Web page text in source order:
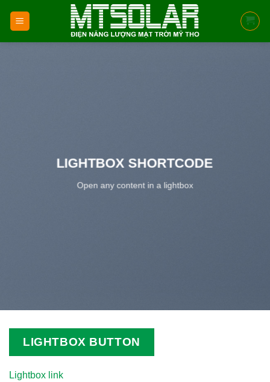
LIGHTBOX SHORTCODE
Open any content in a lightbox
LIGHTBOX BUTTON
Lightbox link